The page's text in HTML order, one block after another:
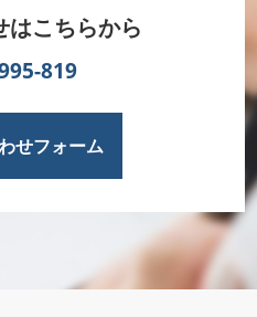
はこちらから
819
せフォーム